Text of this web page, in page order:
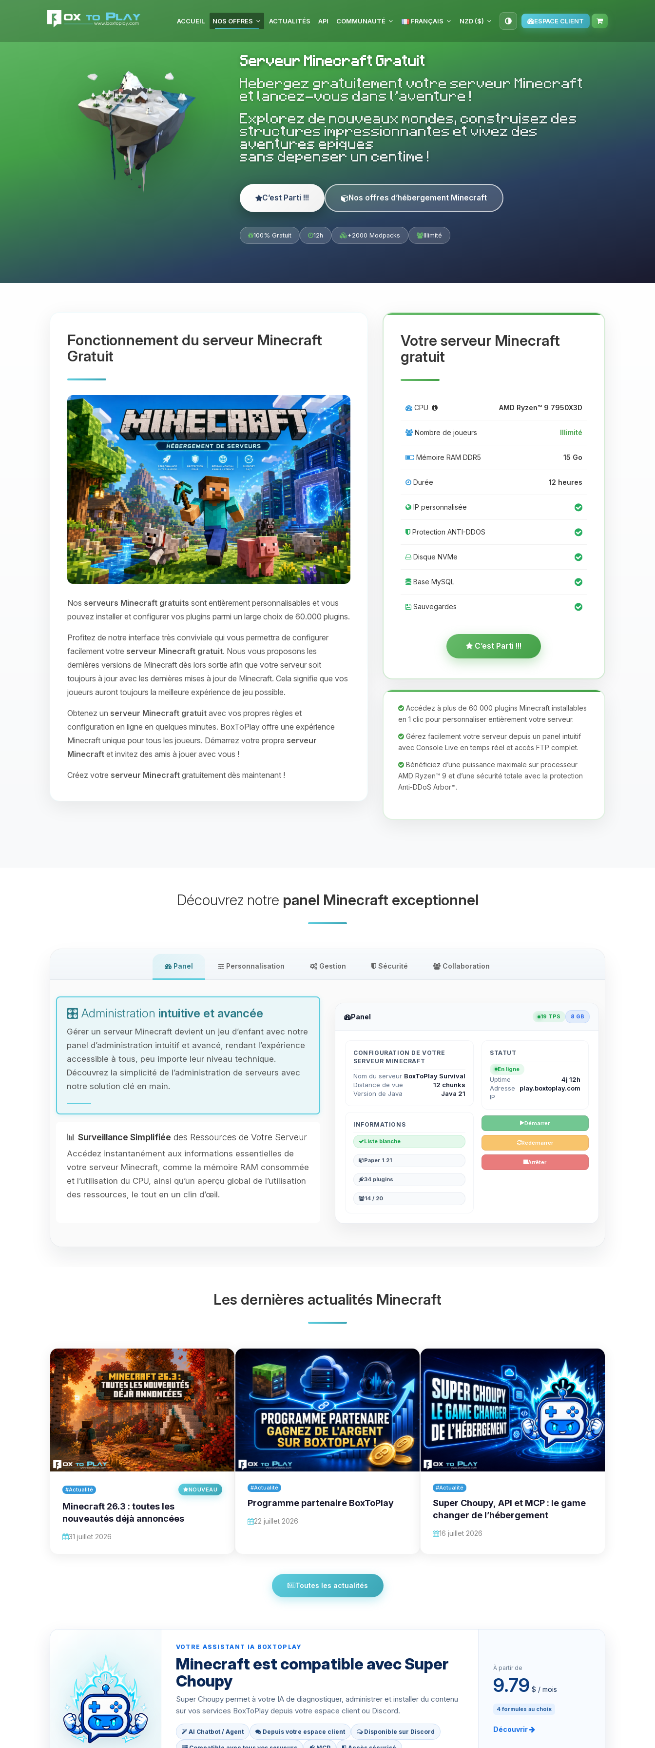
ACCUEIL NOS OFFRES ACTUALITÉS API COMMUNAUTÉ FRANÇAIS NZD ($) ESPACE CLIENT
Serveur Minecraft Gratuit
Hebergez gratuitement votre serveur Minecraft
et lancez-vous dans l’aventure !
Explorez de nouveaux mondes, construisez des
structures impressionnantes et vivez des
aventures epiques
sans depenser un centime !
C’est Parti !!! Nos offres d’hébergement Minecraft
100% Gratuit 12h +2000 Modpacks Illimité
Fonctionnement du serveur Minecraft
Gratuit
Nos serveurs Minecraft gratuits sont entièrement personnalisables et vous
pouvez installer et configurer vos plugins parmi un large choix de 60.000 plugins.
Profitez de notre interface très conviviale qui vous permettra de configurer
facilement votre serveur Minecraft gratuit. Nous vous proposons les
dernières versions de Minecraft dès lors sortie afin que votre serveur soit
toujours à jour avec les dernières mises à jour de Minecraft. Cela signifie que vos
joueurs auront toujours la meilleure expérience de jeu possible.
Obtenez un serveur Minecraft gratuit avec vos propres règles et
configuration en ligne en quelques minutes. BoxToPlay offre une expérience
Minecraft unique pour tous les joueurs. Démarrez votre propre serveur
Minecraft et invitez des amis à jouer avec vous !
Créez votre serveur Minecraft gratuitement dès maintenant !
Votre serveur Minecraft
gratuit
CPU AMD Ryzen™ 9 7950X3D
Nombre de joueurs Illimité
Mémoire RAM DDR5 15 Go
Durée 12 heures
IP personnalisée
Protection ANTI-DDOS
Disque NVMe
Base MySQL
Sauvegardes
C’est Parti !!!
Accédez à plus de 60 000 plugins Minecraft installables
en 1 clic pour personnaliser entièrement votre serveur.
Gérez facilement votre serveur depuis un panel intuitif
avec Console Live en temps réel et accès FTP complet.
Bénéficiez d’une puissance maximale sur processeur
AMD Ryzen™ 9 et d’une sécurité totale avec la protection
Anti-DDoS Arbor™.
Découvrez notre panel Minecraft exceptionnel
Panel Personnalisation Gestion Sécurité Collaboration
🎛️ Administration intuitive et avancée
Gérer un serveur Minecraft devient un jeu d’enfant avec notre
panel d’administration intuitif et avancé, rendant l’expérience
accessible à tous, peu importe leur niveau technique.
Découvrez la simplicité de l’administration de serveurs avec
notre solution clé en main.
📊 Surveillance Simplifiée des Ressources de Votre Serveur
Accédez instantanément aux informations essentielles de
votre serveur Minecraft, comme la mémoire RAM consommée
et l’utilisation du CPU, ainsi qu’un aperçu global de l’utilisation
des ressources, le tout en un clin d’œil.
Panel 19 TPS 8 GB
CONFIGURATION DE VOTRE
SERVEUR MINECRAFT
Nom du serveur BoxToPlay Survival
Distance de vue
12 chunks
Version de Java
Java 21
INFORMATIONS
Liste blanche
Paper 1.21
34 plugins
14 / 20
STATUT
En ligne
Uptime
4j 12h
Adresse
IP
play.boxtoplay.com
Démarrer
Redémarrer
Arrêter
Les dernières actualités Minecraft
#Actualité NOUVEAU
Minecraft 26.3 : toutes les
nouveautés déjà annoncées
31 juillet 2026
#Actualité
Programme partenaire BoxToPlay
22 juillet 2026
#Actualité
Super Choupy, API et MCP : le game
changer de l’hébergement
16 juillet 2026
Toutes les actualités
VOTRE ASSISTANT IA BOXTOPLAY
Minecraft est compatible avec Super
Choupy
Super Choupy permet à votre IA de diagnostiquer, administrer et installer du contenu
sur vos services BoxToPlay depuis votre espace client ou Discord.
AI Chatbot / Agent Depuis votre espace client Disponible sur Discord
À partir de
9.79 $ / mois
4 formules au choix
Découvrir